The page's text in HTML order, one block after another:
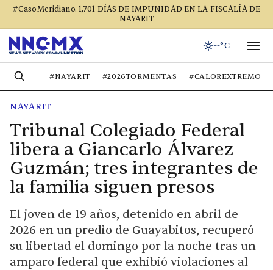
#CasoMeridiano. 1,701 DÍAS DE IMPUNIDAD EN LA FISCALÍA DE
NAYARIT
--°C
#NAYARIT #2026TORMENTAS #CALOREXTREMO
NAYARIT
Tribunal Colegiado Federal
libera a Giancarlo Álvarez
Guzmán; tres integrantes de
la familia siguen presos
El joven de 19 años, detenido en abril de
2026 en un predio de Guayabitos, recuperó
su libertad el domingo por la noche tras un
amparo federal que exhibió violaciones al